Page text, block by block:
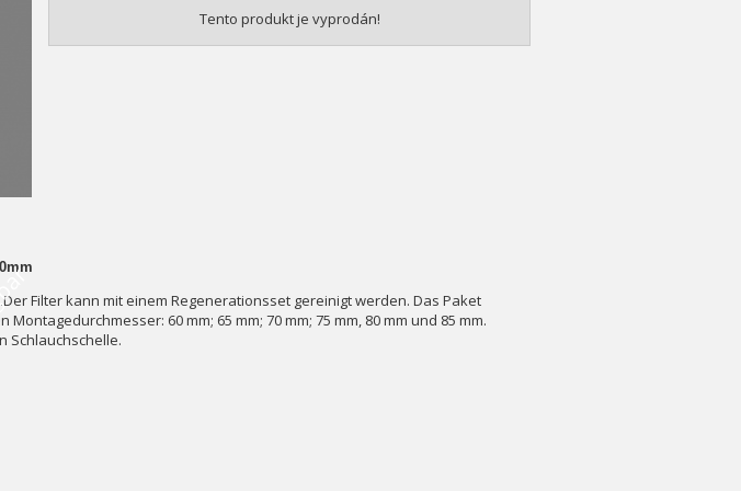
Tento produkt je vyprodán!
Filter kann mit einem Regenerationsset gereinigt werden. Das Paket
60 mm; 65 mm; 70 mm; 75 mm, 80 mm und 85 mm.
Schlauchschelle.